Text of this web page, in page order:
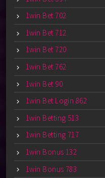
1win Bet 702
1win Bet 712
1win Bet 720
1win Bet 762
1win Bet 90
1win Bet Login 862
1win Betting 513
1win Betting 717
1win Bonus 132
1win Bonus 783